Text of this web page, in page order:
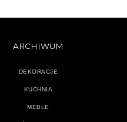
ARCHIWUM
DEKORACJE
KUCHNIA
MEBLE